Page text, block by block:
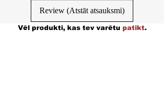
Review (Atstāt atsauksmi)
Vēl produkti, kas tev varētu patikt.